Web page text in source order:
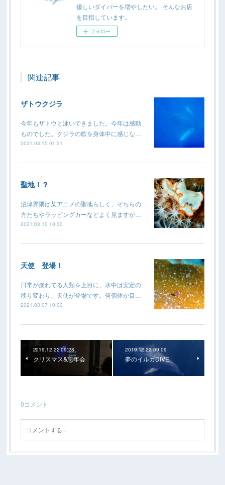
優しいダイバーを増やしたい。 そんなお店
を目指しています。
フォロー
関連記事
ザトウクジラ
今年もザトウと泳いできました。今年は感動
ものでした。クジラの歌を身体中に感じな…
2021.03.15 01:21
聖地！？
沼津界隈は某アニメの聖地らしく、そちらの
方たちやラッピングカーなどよく見ますが…
2021.03.10 10:30
天使 登場！
日常が崩れてる人類を上目に、水中は安定の
移り変わり、天使が登場です。何個体か目…
2021.03.07 10:00
2019.12.22 09:28
クリスマス&忘年会
2019.12.22 09:09
夢のイルカDIVE
0コメント